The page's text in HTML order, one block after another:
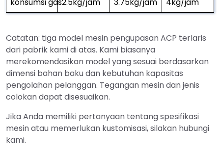
konsumsi gas2.5kg/jam 3.75kg/jam 4kg/jam
Catatan: tiga model mesin pengupasan ACP terlaris
dari pabrik kami di atas. Kami biasanya
merekomendasikan model yang sesuai berdasarkan
dimensi bahan baku dan kebutuhan kapasitas
pengolahan pelanggan. Tegangan mesin dan jenis
colokan dapat disesuaikan.
Jika Anda memiliki pertanyaan tentang spesifikasi
mesin atau memerlukan kustomisasi, silakan hubungi
kami.